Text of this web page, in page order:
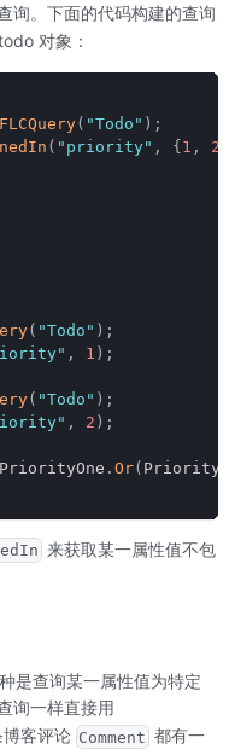
询。下面的代码构建的查询
对象：
FLCQuery( "Todo" ) ;
( "priority" , { 1 , 2
( "Todo" ) ;
, 1 ) ;
( "Todo" ) ;
, 2 ) ;
. Or(
来获取某一属性值不包
是查询某一属性值为特定
询一样直接用
客评论 Comment 都有一